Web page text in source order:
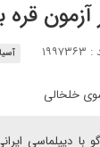
آزمون قره
خلخالی
دیپلماسی